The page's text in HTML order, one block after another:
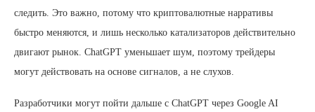
следить. Это важно, потому что криптовалютные нарративы
быстро меняются, и лишь несколько катализаторов действительно
двигают рынок. ChatGPT уменьшает шум, поэтому трейдеры
могут действовать на основе сигналов, а не слухов.
Разработчики могут пойти дальше с ChatGPT через Google AI